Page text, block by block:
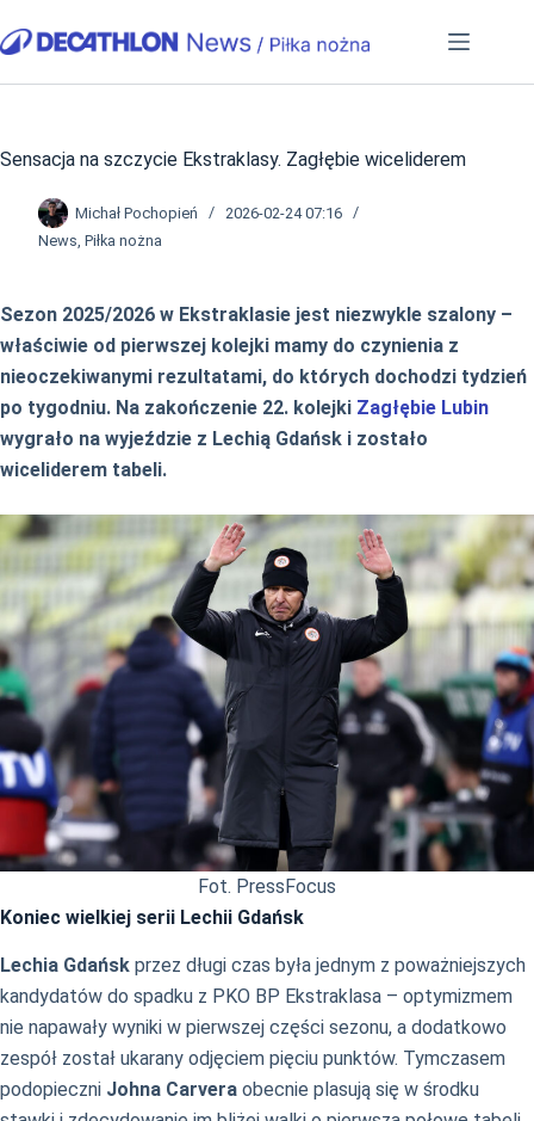
do
Sensacja na szczycie Ekstraklasy. Zagłębie wiceliderem
Michał Pochopień
2026-02-24 07:16
News, Piłka nożna
Sezon 2025/2026 w Ekstraklasie jest niezwykle szalony –
właściwie od pierwszej kolejki mamy do czynienia z
nieoczekiwanymi rezultatami, do których dochodzi tydzień
po tygodniu. Na zakończenie 22. kolejki Zagłębie Lubin
wygrało na wyjeździe z Lechią Gdańsk i zostało
wiceliderem tabeli.
Fot. PressFocus
Koniec wielkiej serii Lechii Gdańsk
Lechia Gdańsk przez długi czas była jednym z poważniejszych
kandydatów do spadku z PKO BP Ekstraklasa – optymizmem
nie napawały wyniki w pierwszej części sezonu, a dodatkowo
zespół został ukarany odjęciem pięciu punktów. Tymczasem
podopieczni Johna Carvera obecnie plasują się w środku